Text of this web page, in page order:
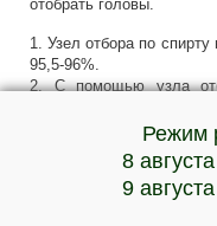
отобрать головы.
1. Узел отбора по
95,5-96%.
2. С помощью узла
3. Доохладитель
Комплектация:
Режим
8
9